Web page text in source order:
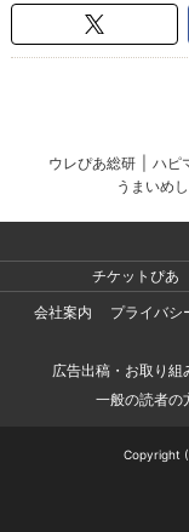
ウレぴあ総研 ハピ
うまいめし
チケットぴあ
会社案内
プライバシ
広告出稿・お取り
一般の読者の
Copyright